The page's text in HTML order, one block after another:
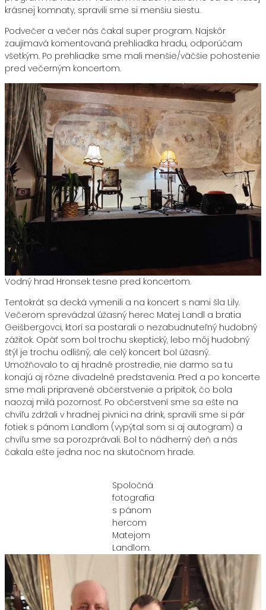
krásnej komnaty, spravili sme si menšiu siestu.
Podvečer a večer nás čakal super program. Najskôr
zaujímavá komentovaná prehliadka hradu, odporúčam
všetkým. Po prehliadke sme mali menšie/väčšie pohostenie
pred večerným koncertom.
Vodný hrad Hronsek tesne pred koncertom.
Tentokrát sa decká vymenili a na koncert s nami šla Lily.
Večerom sprevádzal úžasný herec Matej Landl a bratia
Geišbergovci, ktorí sa postarali o nezabudnuteľný hudobný
zážitok. Opäť som bol trochu skeptický, lebo môj hudobný
štýl je trochu odlišný, ale celý koncert bol úžasný.
Umožňovalo to aj hradné prostredie, nie darmo sa tu
konajú aj rôzne divadelné predstavenia. Pred a po koncerte
sme mali pripravené občerstvenie a prípitok, čo bola
naozaj milá pozornosť. Po občerstvení sme sa ešte na
chvíľu zdržali v hradnej pivnici na drink, spravili sme si pár
fotiek s pánom Landlom (vypýtal som si aj autogram) a
chvíľu sme sa porozprávali. Bol to nádherný deň a nás
čakala ešte jedna noc na skutočnom hrade.
Spoločná
fotografia
s pánom
hercom
Matejom
Landlom.